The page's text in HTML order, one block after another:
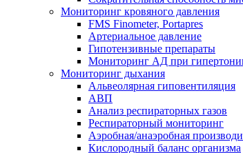
Мониторинг кровяного давления
FMS Finometer, Portapres
Артериальное давление
Гипотензивные препараты
Мониторинг АД при
Мониторинг дыхания
Альвеолярная гиповентиляция
АВП
Анализ респираторных газов
Респираторный мониторинг
Аэробная/анаэробная
Кислородный баланс организма